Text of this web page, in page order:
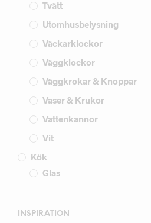
Tvätt
Utomhusbelysning
Väckarklockor
Väggklockor
Väggkrokar & Knoppar
Vaser & Krukor
Vattenkannor
Vit
Kök
Glas
INSPIRATION